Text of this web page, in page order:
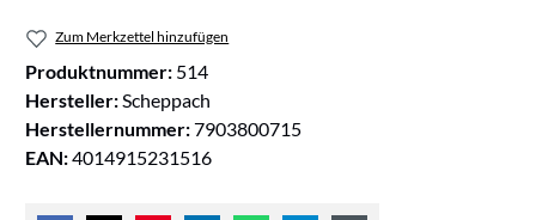
Zum Merkzettel hinzufügen
Produktnummer: 514
Hersteller: Scheppach
Herstellernummer:7903800715
EAN:4014915231516